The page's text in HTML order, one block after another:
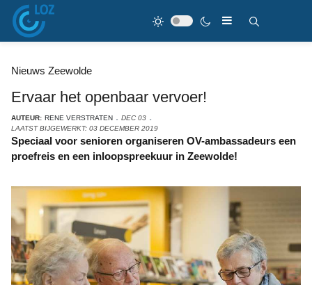
Nieuws Zeewolde
Ervaar het openbaar vervoer!
AUTEUR: RENE VERSTRATEN
DEC 03
LAATST BIJGEWERKT: 03 DECEMBER 2019
Speciaal voor senioren organiseren OV-ambassadeurs een
proefreis en een inloopspreekuur in Zeewolde!